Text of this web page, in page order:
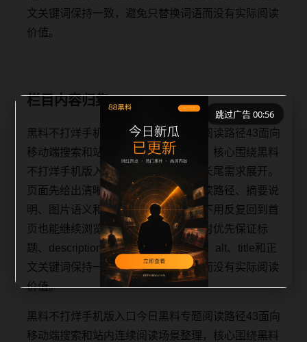
文关键词保持一致，避免只替换词语而没有实际阅读
价值。
栏目内容归集
黑料不打烊手机版入口今日黑料专题阅读路径43面向
移动端搜索和站内连续阅读场景整理，核心围绕黑料
不打烊手机版入口、今日黑料和相关长尾需求展开。
页面先给出清晰主题，再补充专题阅读路径、摘要说
明、图片语义和可点击入口，让用户不用反复回到首
页也能继续浏览同类内容。每日更新时优先保证标
题、description、canonical、主题图、alt、title和正
文关键词保持一致，避免只替换词语而没有实际阅读
价值。
黑料不打烊手机版入口今日黑料专题阅读路径43面向
移动端搜索和站内连续阅读场景整理，核心围绕黑料
跳过广告 00:56